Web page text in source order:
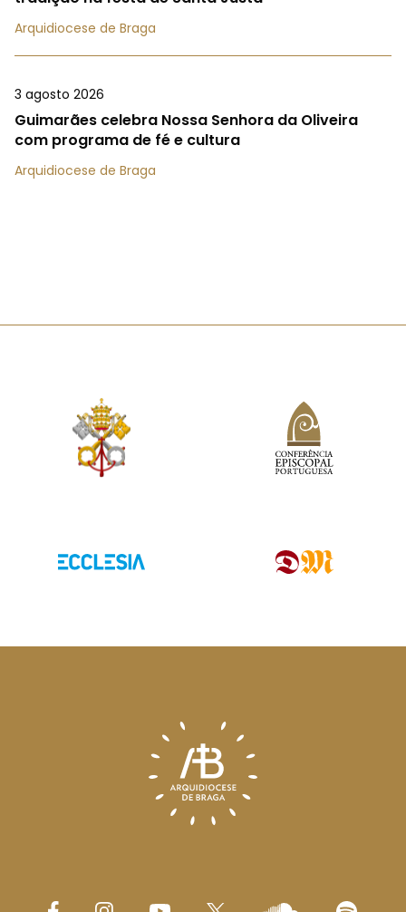
Arquidiocese de Braga
3 agosto 2026
Guimarães celebra Nossa Senhora da Oliveira
com programa de fé e cultura
Arquidiocese de Braga